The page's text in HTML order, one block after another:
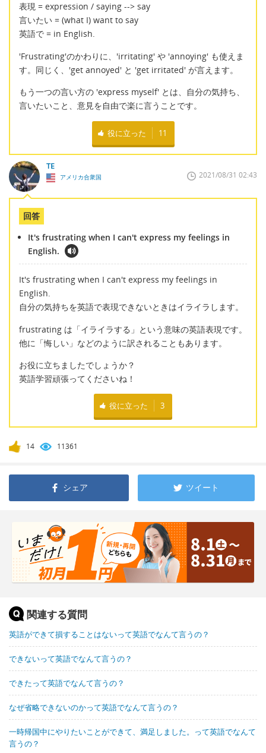
表現 = expression / saying --> say
言いたい = (what I) want to say
英語で = in English.
'Frustrating'のかわりに、'irritating' や 'annoying' も使えま
す。同じく、'get annoyed' と 'get irritated' が言えます。
もう一つの言い方の 'express myself' とは、自分の気持ち、
言いたいこと、意見を自由で楽に言うことです。
役に立った 11
TE
アメリカ合衆国 2021/08/31 02:43
回答
It's frustrating when I can't express my feelings in
English.
It's frustrating when I can't express my feelings in
English.
自分の気持ちを英語で表現できないときはイライラします。
frustrating は「イライラする」という意味の英語表現です。
他に「悔しい」などのように訳されることもあります。
お役に立ちましたでしょうか？
英語学習頑張ってくださいね！
役に立った 3
14 11361
シェア ツイート
関連する質問
英語ができて損することはないって英語でなんて言うの？
できないって英語でなんて言うの？
できたって英語でなんて言うの？
なぜ省略できないのかって英語でなんて言うの？
一時帰国中にやりたいことができて、満足しました。って英語でなんて
言うの？